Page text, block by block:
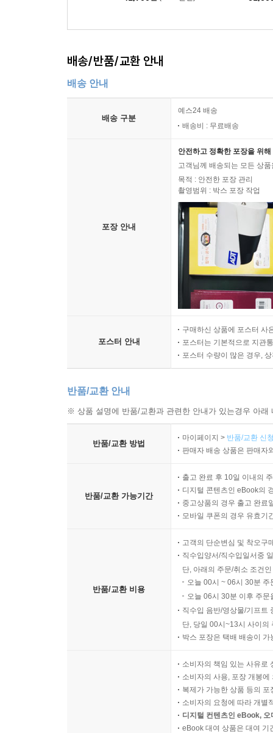
배송/반품/교환 안내
배송 안내
배송 구분
예스24 배송
배송비 : 무료배송
포장 안내
안전하고 정확한 포장을 위
고객님께 배송되는 모든 상
목적 : 안전한 포장 관리
촬영범위 : 박스 포장 작업
포스터 안내
구매하신 상품에 포스터 사
포스터는 기본적으로 지관
포스터 수량이 많은 경우,
반품/교환 안내
※ 상품 설명에 반품/교환과 관련한 안내가 있는경우 아
반품/교환 방법
마이페이지 > 반품/교환 신
판매자 배송 상품은 판매자
반품/교환 가능기간
출고 완료 후 10일 이내의
디지털 콘텐츠인 eBook의
중고상품의 경우 출고 완료
모바일 쿠폰의 경우 유효기
반품/교환 비용
고객의 단순변심 및 착오구
직수입양서/직수입일서중
단, 아래의 주문/취소 조건
오늘 00시 ~ 06시 30분
오늘 06시 30분 이후 주
직수입 음반/영상물/기프트
단, 당일 00시~13시 사이의
박스 포장은 택배 배송이
소비자의 책임 있는 사유로
소비자의 사용, 포장 개봉
복제가 가능한 상품 등의
소비자의 요청에 따라 개별
디지털 컨텐츠인 eBook,
eBook 대여 상품은 대여 기